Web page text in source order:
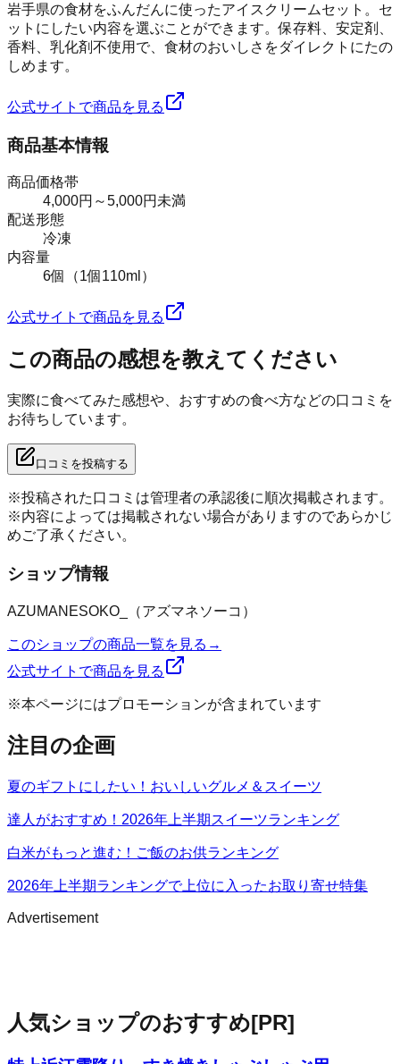
岩手県の食材をふんだんに使ったアイスクリームセット。セ
ットにしたい内容を選ぶことができます。保存料、安定剤、
香料、乳化剤不使用で、食材のおいしさをダイレクトにたの
しめます。
公式サイトで商品を見る
商品基本情報
商品価格帯
4,000円～5,000円未満
配送形態
冷凍
内容量
6個（1個110ml）
公式サイトで商品を見る
この商品の感想を教えてください
実際に食べてみた感想や、おすすめの食べ方などの口コミを
お待ちしています。
口コミを投稿する
※投稿された口コミは管理者の承認後に順次掲載されます。
※内容によっては掲載されない場合がありますのであらかじ
めご了承ください。
ショップ情報
AZUMANESOKO_（アズマネソーコ）
このショップの商品一覧を見る →
公式サイトで商品を見る
※本ページにはプロモーションが含まれています
注目の企画
夏のギフトにしたい！おいしいグルメ＆スイーツ
達人がおすすめ！2026年上半期スイーツランキング
白米がもっと進む！ご飯のお供ランキング
2026年上半期ランキングで上位に入ったお取り寄せ特集
Advertisement
人気ショップのおすすめ[PR]